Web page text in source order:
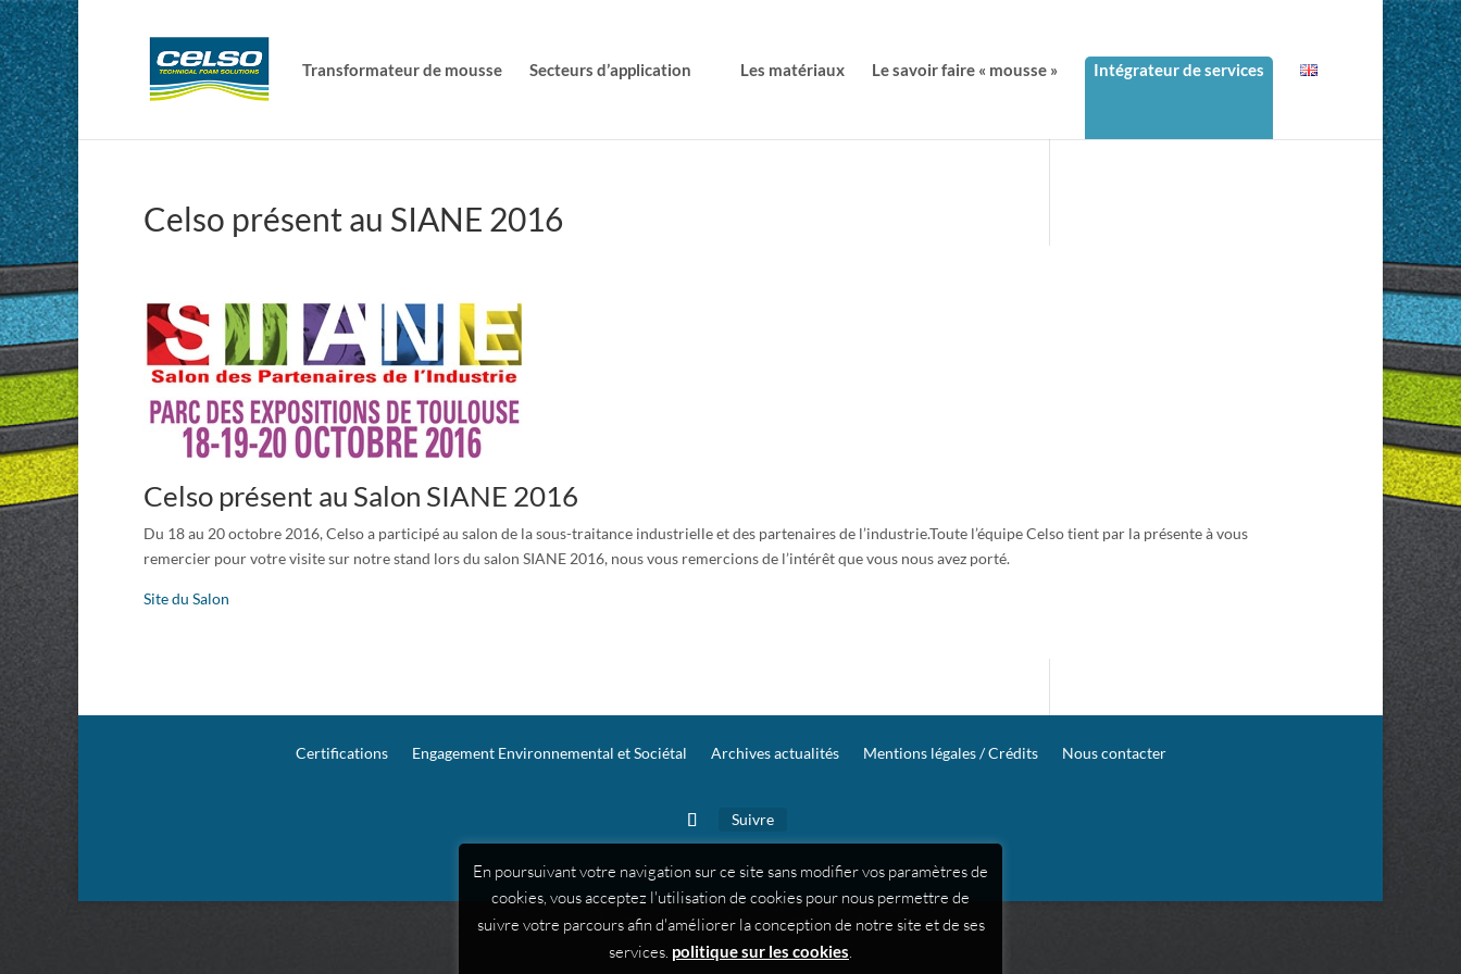
Transformateur de mousse Secteurs d’application Les matériaux Le savoir faire « mousse » Intégrateur de services
Celso présent au SIANE 2016
Celso présent au Salon SIANE 2016
Du 18 au 20 octobre 2016, Celso a participé au salon de la sous-traitance industrielle et des partenaires de l’industrie.Toute l’équipe Celso tient par la présente à vous
remercier pour votre visite sur notre stand lors du salon SIANE 2016, nous vous remercions de l’intérêt que vous nous avez porté.
Site du Salon
Certifications Engagement Environnemental et Sociétal Archives actualités Mentions légales / Crédits Nous contacter
Suivre
En poursuivant votre navigation sur ce site sans modifier vos paramètres de
cookies, vous acceptez l'utilisation de cookies pour nous permettre de
suivre votre parcours afin d'améliorer la conception de notre site et de ses
services. politique sur les cookies.